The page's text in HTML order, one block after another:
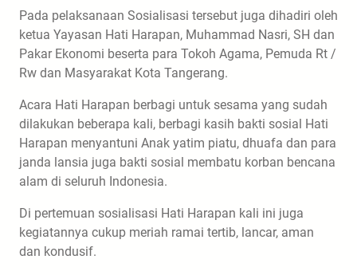
Pada pelaksanaan Sosialisasi tersebut juga dihadiri oleh
ketua Yayasan Hati Harapan, Muhammad Nasri, SH dan
Pakar Ekonomi beserta para Tokoh Agama, Pemuda Rt /
Rw dan Masyarakat Kota Tangerang.
Acara Hati Harapan berbagi untuk sesama yang sudah
dilakukan beberapa kali, berbagi kasih bakti sosial Hati
Harapan menyantuni Anak yatim piatu, dhuafa dan para
janda lansia juga bakti sosial membatu korban bencana
alam di seluruh Indonesia.
Di pertemuan sosialisasi Hati Harapan kali ini juga
kegiatannya cukup meriah ramai tertib, lancar, aman
dan kondusif.